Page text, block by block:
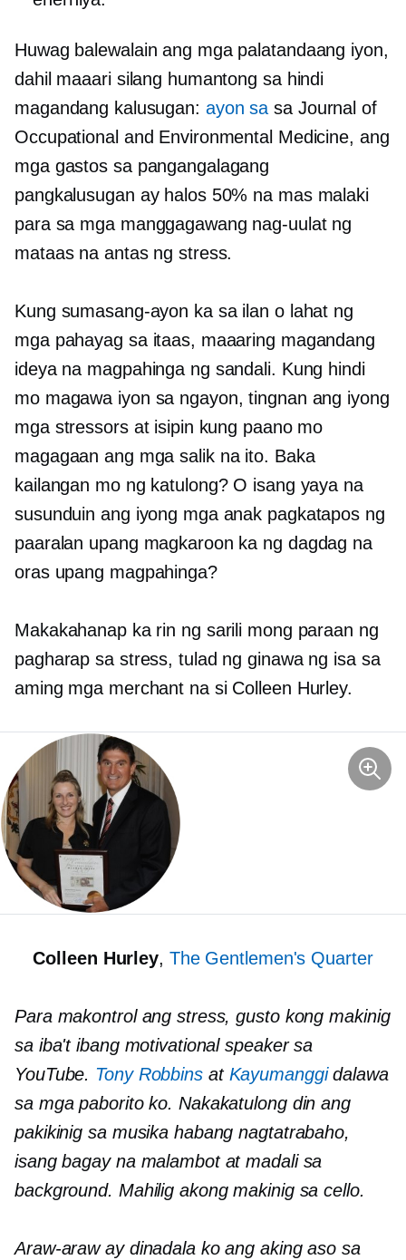
Huwag balewalain ang mga palatandaang iyon,
dahil maaari silang humantong sa hindi
magandang kalusugan: ayon sa sa Journal of
Occupational and Environmental Medicine, ang
mga gastos sa pangangalagang
pangkalusugan ay halos 50% na mas malaki
para sa mga manggagawang nag-uulat ng
mataas na antas ng stress.
Kung sumasang-ayon ka sa ilan o lahat ng
mga pahayag sa itaas, maaaring magandang
ideya na magpahinga ng sandali. Kung hindi
mo magawa iyon sa ngayon, tingnan ang iyong
mga stressors at isipin kung paano mo
magagaan ang mga salik na ito. Baka
kailangan mo ng katulong? O isang yaya na
susunduin ang iyong mga anak pagkatapos ng
paaralan upang magkaroon ka ng dagdag na
oras upang magpahinga?
Makakahanap ka rin ng sarili mong paraan ng
pagharap sa stress, tulad ng ginawa ng isa sa
aming mga merchant na si Colleen Hurley.
Colleen Hurley, The Gentlemen's Quarter
Para makontrol ang stress, gusto kong makinig
sa iba't ibang motivational speaker sa
YouTube. Tony Robbinsat Kayumanggidalawa
sa mga paborito ko. Nakakatulong din ang
pakikinig sa musika habang nagtatrabaho,
isang bagay na malambot at madali sa
background. Mahilig akong makinig sa cello.
Araw-araw ay dinadala ko ang aking aso sa